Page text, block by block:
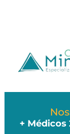
+ Médicos